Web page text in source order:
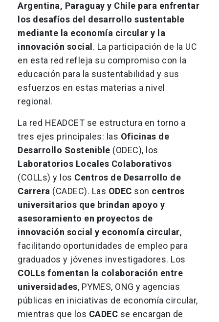
Argentina, Paraguay y Chile para enfrentar
los desafíos del desarrollo sustentable
mediante la economía circular y la
innovación social . La participación de la UC
en esta red refleja su compromiso con la
educación para la sustentabilidad y sus
esfuerzos en estas materias a nivel
regional.
La red HEADCET se estructura en torno a
tres ejes principales: las Oficinas de
Desarrollo Sostenible (ODEC), los
Laboratorios Locales Colaborativos
(COLLs) y los Centros de Desarrollo de
Carrera (CADEC). Las ODEC son centros
universitarios que brindan apoyo y
asesoramiento en proyectos de
innovación social y economía circular,
facilitando oportunidades de empleo para
graduados y jóvenes investigadores. Los
COLLs fomentan la colaboración entre
universidades, PYMES, ONG y agencias
públicas en iniciativas de economía circular,
mientras que los CADEC se encargan de